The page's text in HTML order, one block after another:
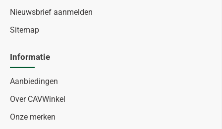
Nieuwsbrief aanmelden
Sitemap
Informatie
Aanbiedingen
Over CAVWinkel
Onze merken